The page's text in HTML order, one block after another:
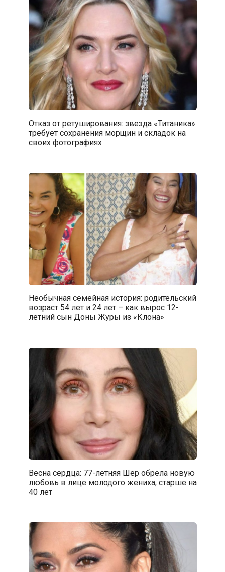
Отказ от ретуширования: звезда «Титаника»
требует сохранения морщин и складок на
своих фотографиях
Необычная семейная история: родительский
возраст 54 лет и 24 лет – как вырос 12-
летний сын Доны Журы из «Клона»
Весна сердца: 77-летняя Шер обрела новую
любовь в лице молодого жениха, старше на
40 лет